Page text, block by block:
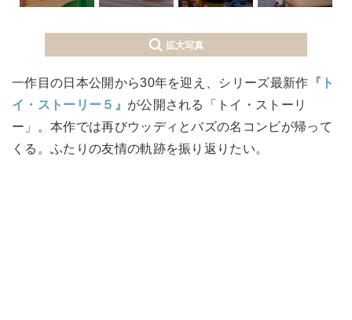
拡大写真
一作目の日本公開から30年を迎え、シリーズ最新作 『ト
イ・ストーリー５』 が公開される「トイ・ストーリ
ー」。本作では再びウッディとバズの名コンビが帰って
くる。ふたりの友情の軌跡を振り返りたい。